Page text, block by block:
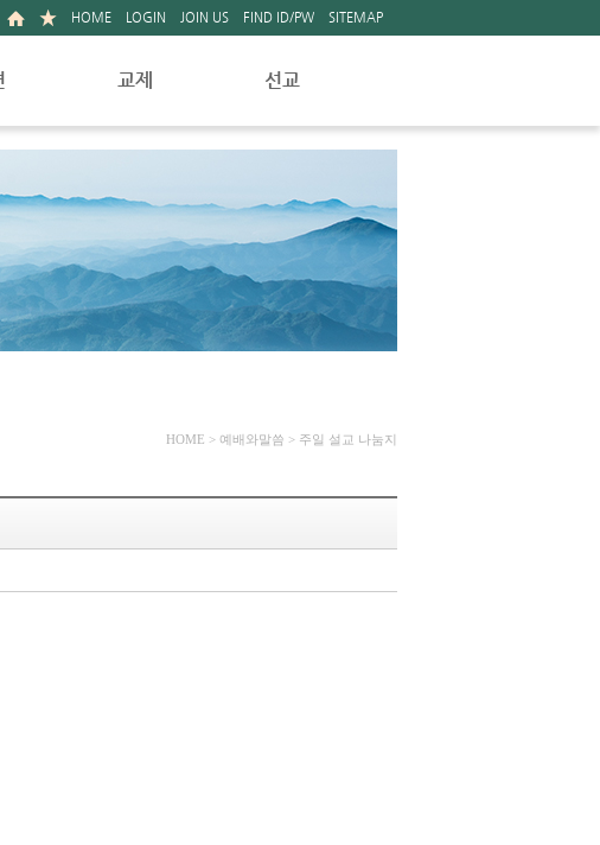
HOME LOGIN JOIN US FIND ID/PW SITEMAP
교제 선교
반
련
련
련
교회소식
주일주보
교회앨범
자유게시판
HOME > 예배와말씀 > 주일 설교 나눔지